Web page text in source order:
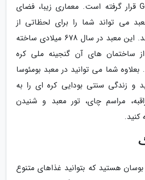
کوه Geumjeongsan قرار گرفته است. معماری زیبا، فضای
می تواند شما را برای لحظاتی از
شلوغی شهر دور کند. این معبد در سال 678 میلادی ساخته
ساختمان های آن گنجینه ملی کره
شما می توانید در معبد بومئوسا
و زندگی سنتی بودایی کره ای را به
مراسم چای، تور معبد و شنیدن
کنید.
هستید که بتوانید غذاهای متنوع